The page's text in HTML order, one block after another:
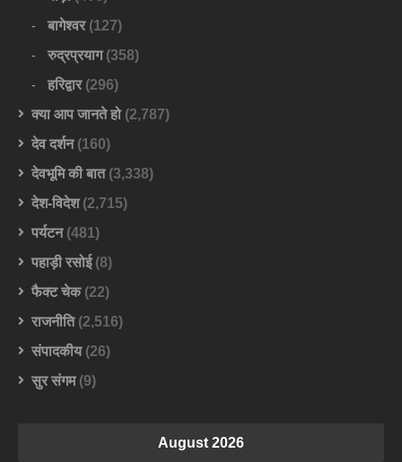
बागेश्वर(127)
रुद्रप्रयाग(358)
हरिद्वार(296)
क्या आप जानते हो(2,787)
देव दर्शन(160)
देवभूमि की बात(3,338)
देश-विदेश(2,715)
पर्यटन(481)
पहाड़ी रसोई(8)
फैक्ट चेक(22)
राजनीति(2,516)
संपादकीय(26)
सुर संगम(9)
August 2026